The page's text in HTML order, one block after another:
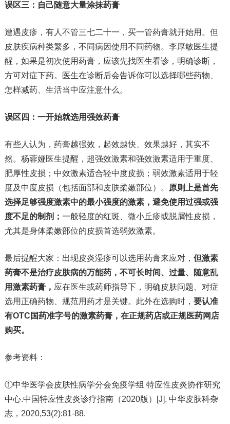
误区三：自己随意大量涂抹药膏
遭遇皮疹，有人不管三七二十一，买一管药膏就开始用。但
皮肤疾病种类繁多，不同病因使用不同药物。李厚敏医生提
醒，如果是初次使用药膏，应该先找医生看诊，明确诊断，
方可对症下药。医生在诊断后会告诉你可以选择哪些药物、
怎样减药、生活当中应注意什么。
误区四：一开始就选用强效药膏
有些人认为，药膏越强效，起效越快、效果越好，其实不
然。杨蓉娅医生提醒，超强效激素和强效激素适用于重度、
肥厚性皮损；中效激素适合轻中度皮损；弱效激素适用于轻
度及中度皮损（包括面部和皮肤柔嫩部位）。
原则上是首先
选择足够强度激素中的最小强度的激素，避免使用过强或强
度不足的制剂； 一般轻度的红斑、微小丘疹或脱屑性皮损，
尤其是身体柔嫩部位的皮损首选弱效激素。
最后提醒大家：出现皮炎湿疹可以选用药膏来应对， 但激素
药膏不是治疗皮肤病的万能药，不可长时间、过量、随意乱
用激素药膏， 应在医生或药师指导下，明确皮肤问题、对症
选用正确药物、规范用药才是关键。此外在选购时， 要认准
有OTC国药准字号的激素药膏，在正规药店或正规医药网店
购买。
参考资料：
①中华医学会皮肤性病学分会免疫学组 特应性皮炎协作研究
中心.中国特应性皮炎诊疗指南（2020版）[J]. 中华皮肤科杂
志，2020,53(2):81-88.